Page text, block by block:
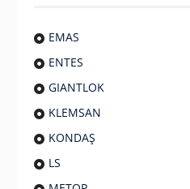
EMAS
ENTES
GIANTLOK
KLEMSAN
KONDAŞ
LS